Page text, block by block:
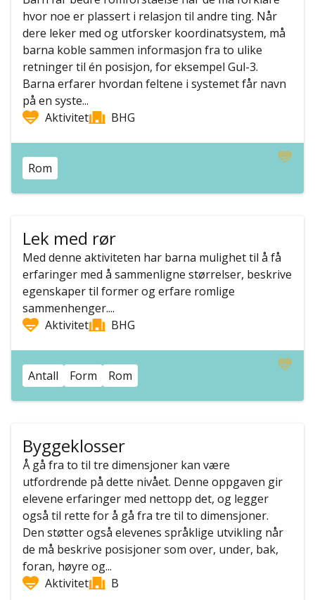
hvor noe er plassert i relasjon til andre ting. Når
dere leker med og utforsker koordinatsystem, må
barna koble sammen informasjon fra to ulike
retninger til én posisjon, for eksempel Gul-3.
Barna erfarer hvordan feltene i systemet får navn
på en syste...
Aktivitet
BHG
Rom
Lek med rør
Med denne aktiviteten har barna mulighet til å få
erfaringer med å sammenligne størrelser, beskrive
egenskaper til former og erfare romlige
sammenhenger....
Aktivitet
BHG
Antall Form Rom
Byggeklosser
Å gå fra to til tre dimensjoner kan være
utfordrende på dette nivået. Denne oppgaven gir
elevene erfaringer med nettopp det, og legger
også til rette for å gå fra tre til to dimensjoner.
Den støtter også elevenes språklige utvikling når
de må beskrive posisjoner som over, under, bak,
foran, høyre og...
Aktivitet
B